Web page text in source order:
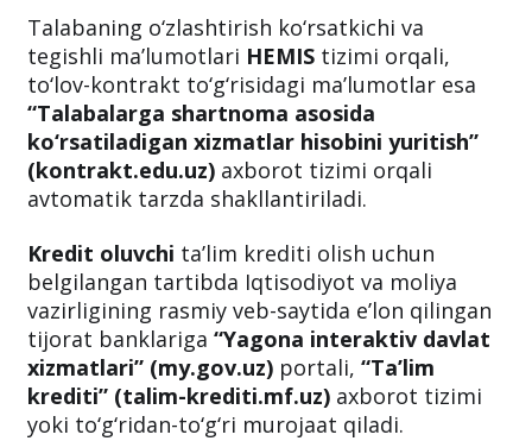
Talabaning o‘zlashtirish ko‘rsatkichi va
tegishli ma’lumotlari HEMIS tizimi orqali,
to‘lov-kontrakt to‘g‘risidagi ma’lumotlar esa
“Talabalarga shartnoma asosida
ko‘rsatiladigan xizmatlar hisobini yuritish”
(kontrakt.edu.uz) axborot tizimi orqali
avtomatik tarzda shakllantiriladi.
Kredit oluvchi ta’lim krediti olish uchun
belgilangan tartibda Iqtisodiyot va moliya
vazirligining rasmiy veb-saytida e’lon qilingan
tijorat banklariga “Yagona interaktiv davlat
xizmatlari” (my.gov.uz) portali, “Ta’lim
krediti” (talim-krediti.mf.uz) axborot tizimi
yoki to‘g‘ridan-to‘g‘ri murojaat qiladi.